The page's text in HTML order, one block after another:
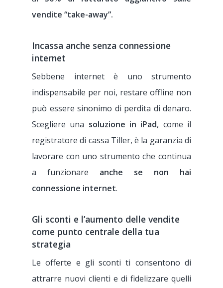
vendite “take-away”.
Incassa anche senza connessione
internet
Sebbene internet è uno strumento
indispensabile per noi, restare offline non
può essere sinonimo di perdita di denaro.
Scegliere una soluzione in iPad, come il
registratore di cassa Tiller, è la garanzia di
lavorare con uno strumento che continua
a funzionare anche se non hai
connessione internet.
Gli sconti e l’aumento delle vendite
come punto centrale della tua
strategia
Le offerte e gli sconti ti consentono di
attrarre nuovi clienti e di fidelizzare quelli